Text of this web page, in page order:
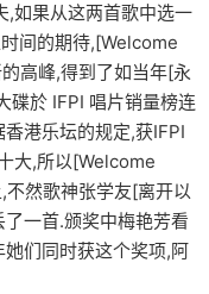
,如果从这两首歌中选一
间的期待,[Welcome
高峰,得到了如当年[永
碟於 IFPI 唱片销量榜连
港乐坛的规定,获IFPI
大,所以[Welcome
然歌神张学友[离开以
一首.颁奖中梅艳芳看
们同时获这个奖项,阿